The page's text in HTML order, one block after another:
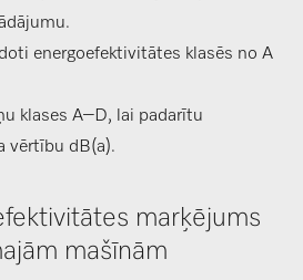
energoefektivitātes klasēs no A
klases A–D, lai padarītu
vērtību dB(a).
marķējums
mašīnām